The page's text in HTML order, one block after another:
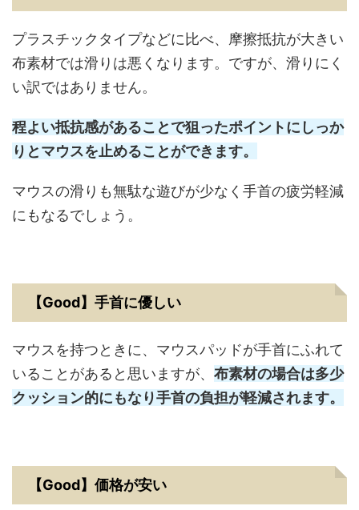
プラスチックタイプなどに比べ、摩擦抵抗が大きい
布素材では滑りは悪くなります。ですが、滑りにく
い訳ではありません。
程よい抵抗感があることで狙ったポイントにしっか
りとマウスを止めることができます。
マウスの滑りも無駄な遊びが少なく手首の疲労軽減
にもなるでしょう。
【Good】手首に優しい
マウスを持つときに、マウスパッドが手首にふれて
いることがあると思いますが、 布素材の場合は多少
クッション的にもなり手首の負担が軽減されます。
【Good】価格が安い